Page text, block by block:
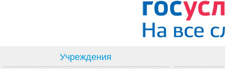
Учреждения